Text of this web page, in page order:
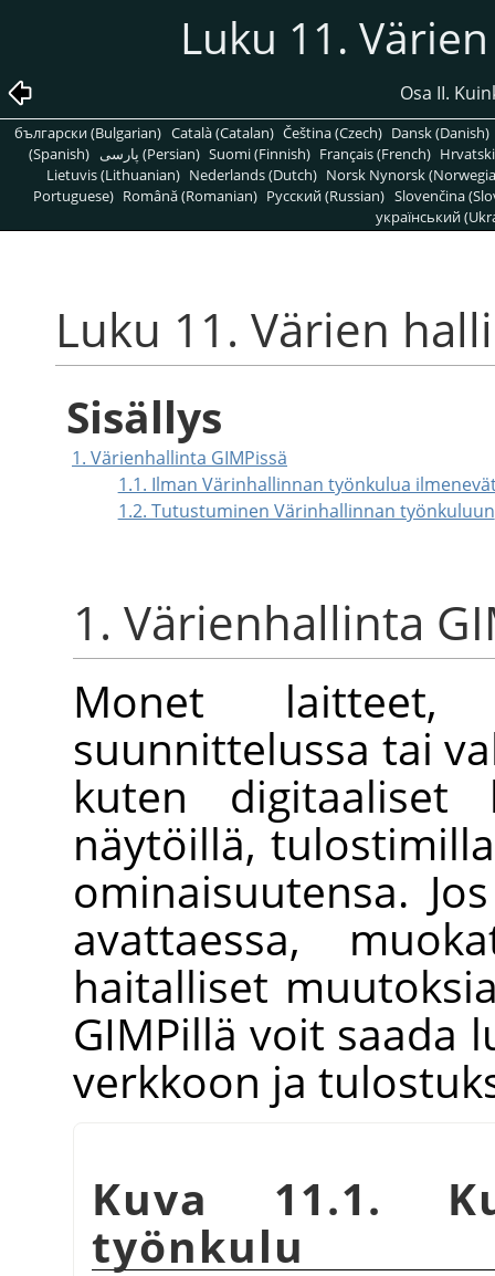
Luku 11.
Osa II.
български (Bulgarian) Català (Catalan) Čeština (Czech) Dansk (Danish)
(Spanish)
پارسی (Persian) Suomi (Finnish) Français (French)
Lietuvis (Lithuanian) Nederlands (Dutch) Norsk Nynorsk
Portuguese) Română (Romanian) Pусский (Russian) Slovenčina
український
Luku 11. Värien
Sisällys
1. Värienhallinta GIMPissä
1.1. Ilman Värinhallinnan työnkulua
1.2. Tutustuminen Värinhallinnan työnkuluun
1. Värienhallinta
Monet
suunnittelussa tai
kuten digitaaliset
näytöillä,
ominaisuutensa.
avattaessa,
haitalliset
GIMPillä voit saada
verkkoon ja
Kuva 11.1.
työnkulu